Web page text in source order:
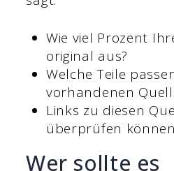
Wie viel Prozent
original aus?
Welche Teile
vorhandenen
Links zu diesen
überprüfen können
Wer sollte es